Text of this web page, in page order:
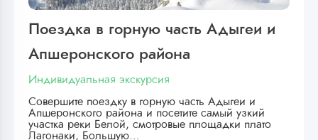
Поездка в горную часть Адыгеи и
Апшеронского района
Индивидуальная экскурсия
Совершите поездку в горную часть Адыгеи и
Апшеронского района и посетите самый узкий
участка реки Белой, смотровые площадки плато
Лагонаки, Большую…